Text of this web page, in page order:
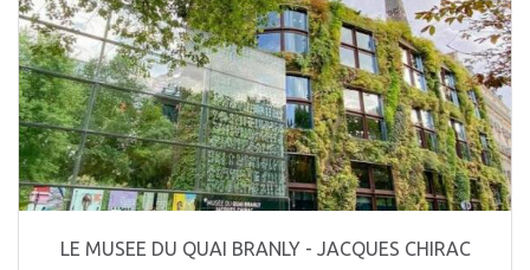
LE MUSEE DU QUAI BRANLY - JACQUES CHIRAC